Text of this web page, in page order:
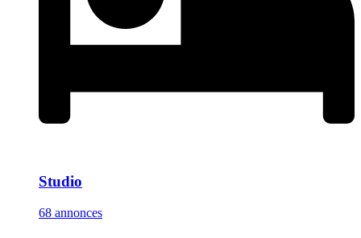
Studio
68 annonces